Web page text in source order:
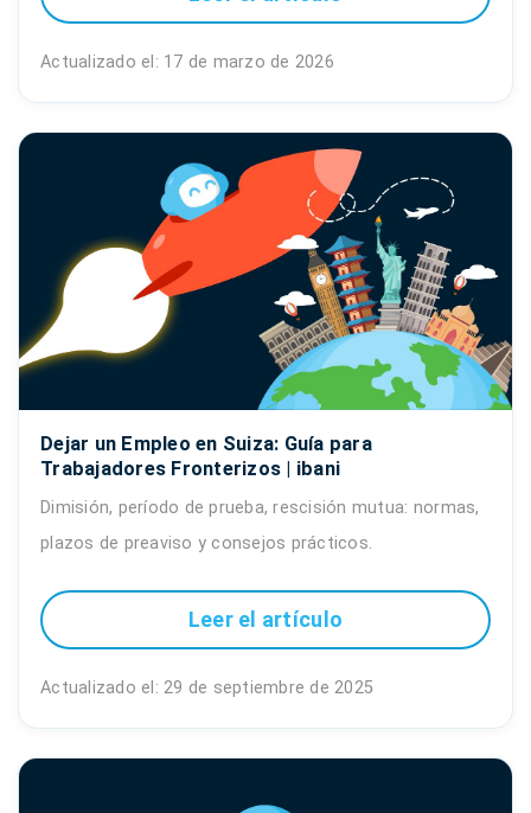
Actualizado el: 17 de marzo de 2026
Dejar un Empleo en Suiza: Guía para
Trabajadores Fronterizos | ibani
Dimisión, período de prueba, rescisión mutua: normas,
plazos de preaviso y consejos prácticos.
Leer el artículo
Actualizado el: 29 de septiembre de 2025